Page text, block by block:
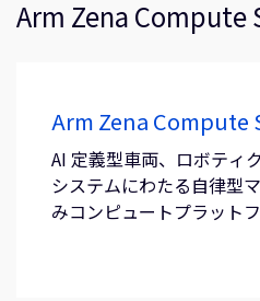
Arm Zena Compute
Arm Zena Compute
AI 定義型車両、ロボティ
システムにわたる自律型
みコンピュートプラットフ